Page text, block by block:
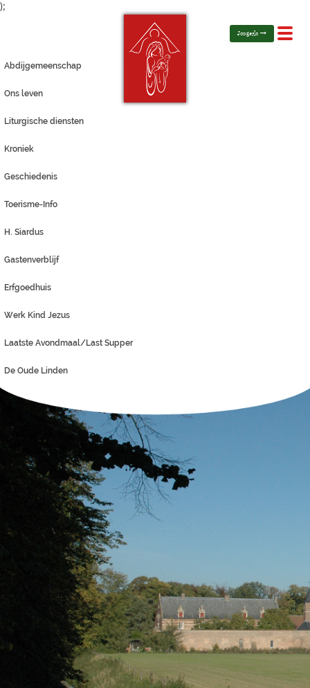
);
Toggle
Jongerlo
Abdijgemeenschap
Ons leven
Liturgische diensten
Kroniek
Geschiedenis
Toerisme-Info
H. Siardus
Gastenverblijf
Erfgoedhuis
Werk Kind Jezus
Laatste Avondmaal/Last Supper
De Oude Linden